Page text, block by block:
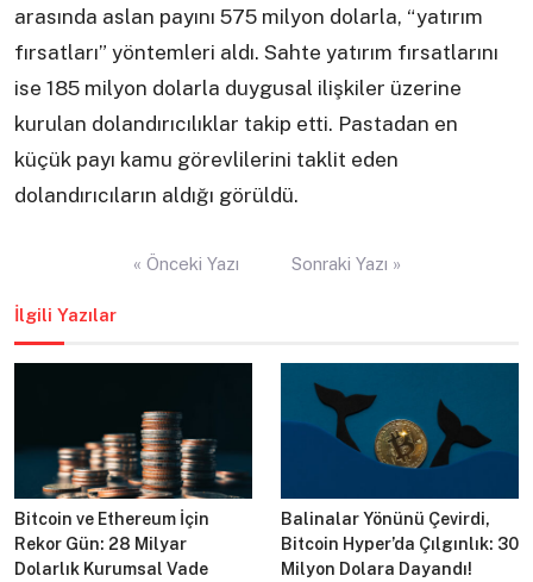
arasında aslan payını 575 milyon dolarla, “yatırım
fırsatları” yöntemleri aldı. Sahte yatırım fırsatlarını
ise 185 milyon dolarla duygusal ilişkiler üzerine
kurulan dolandırıcılıklar takip etti. Pastadan en
küçük payı kamu görevlilerini taklit eden
dolandırıcıların aldığı görüldü.
« Önceki Yazı Sonraki Yazı »
İlgili Yazılar
Bitcoin ve Ethereum İçin
Rekor Gün: 28 Milyar
Dolarlık Kurumsal Vade
Balinalar Yönünü Çevirdi,
Bitcoin Hyper’da Çılgınlık: 30
Milyon Dolara Dayandı!